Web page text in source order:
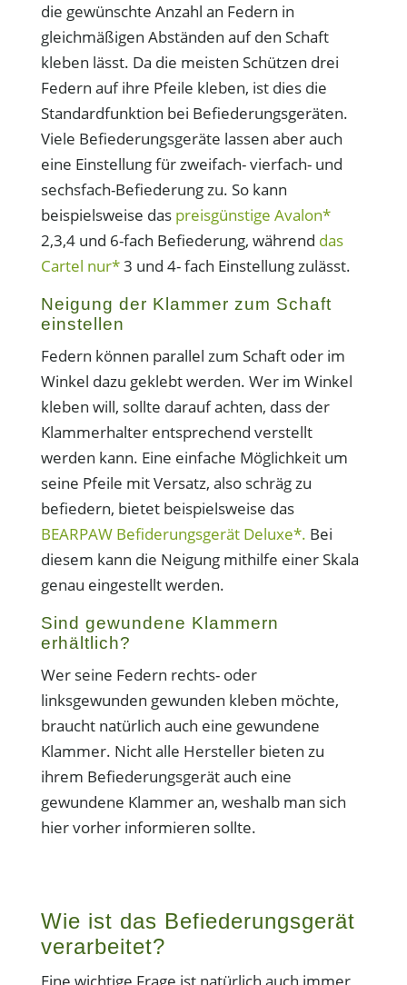
die gewünschte Anzahl an Federn in
gleichmäßigen Abständen auf den Schaft
kleben lässt. Da die meisten Schützen drei
Federn auf ihre Pfeile kleben, ist dies die
Standardfunktion bei Befiederungsgeräten.
Viele Befiederungsgeräte lassen aber auch
eine Einstellung für zweifach- vierfach- und
sechsfach-Befiederung zu. So kann
beispielsweise das preisgünstige Avalon*
2,3,4 und 6-fach Befiederung, während das
Cartel nur*3 und 4- fach Einstellung zulässt.
Neigung der Klammer zum Schaft
einstellen
Federn können parallel zum Schaft oder im
Winkel dazu geklebt werden. Wer im Winkel
kleben will, sollte darauf achten, dass der
Klammerhalter entsprechend verstellt
werden kann. Eine einfache Möglichkeit um
seine Pfeile mit Versatz, also schräg zu
befiedern, bietet beispielsweise das
BEARPAW Befiderungsgerät Deluxe*. Bei
diesem kann die Neigung mithilfe einer Skala
genau eingestellt werden.
Sind gewundene Klammern
erhältlich?
Wer seine Federn rechts- oder
linksgewunden gewunden kleben möchte,
braucht natürlich auch eine gewundene
Klammer. Nicht alle Hersteller bieten zu
ihrem Befiederungsgerät auch eine
gewundene Klammer an, weshalb man sich
hier vorher informieren sollte.
Wie ist das Befiederungsgerät
verarbeitet?